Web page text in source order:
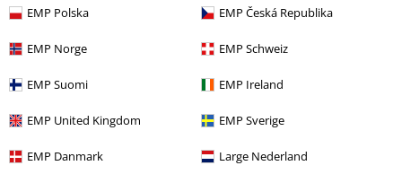
EMP Polska EMP Česká Republika
EMP Norge EMP Schweiz
EMP Suomi EMP Ireland
EMP United Kingdom EMP Sverige
EMP Danmark Large Nederland
Merch kapiel Symphonic Metal
Merch kapiel Amaranthe
Výpredaj % Média